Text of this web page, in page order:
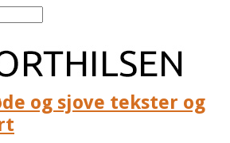
og sjove tekster og